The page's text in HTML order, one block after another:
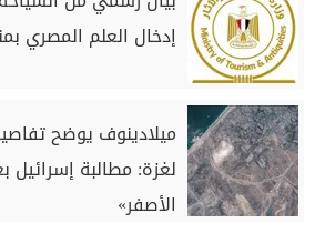
إدخال العلم المصري
ميلادينوف يوضح
لغزة: مطالبة إسرائيل
الأصفر»